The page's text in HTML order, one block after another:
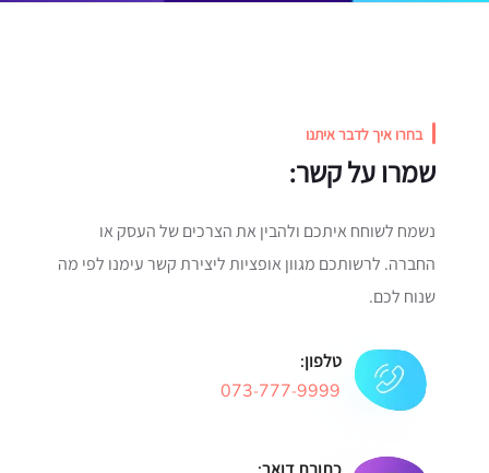
בחרו איך לדבר איתנו
שמרו על קשר:
נשמח לשוחח איתכם ולהבין את הצרכים של העסק או
החברה. לרשותכם מגוון אופציות ליצירת קשר עימנו לפי מה
שנוח לכם.
טלפון:
073-777-9999